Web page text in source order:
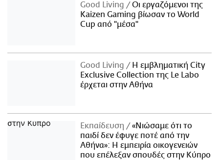
Good Living
Οι εργαζόμενοι της
Kaizen Gaming βίωσαν το World
Cup από "μέσα"
Good Living
Η εμβληματική City
Exclusive Collection της Le Labo
έρχεται στην Αθήνα
Εκπαίδευση
«Νιώσαμε ότι το
παιδί δεν έφυγε ποτέ από την
Αθήνα»: Η εμπειρία οικογενειών
που επέλεξαν σπουδές στην Κύπρο